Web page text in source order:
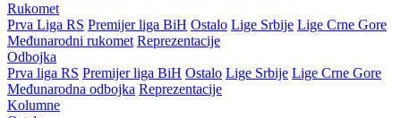
Rukomet
Prva Liga RS Premijer liga BiH Ostalo Lige Srbije Lige Crne Gore
Međunarodni rukomet Reprezentacije
Odbojka
Prva liga RS Premijer liga BiH Ostalo Lige Srbije Lige Crne Gore
Međunarodna odbojka Reprezentacije
Kolumne